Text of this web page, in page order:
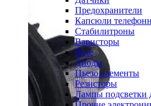
Предохранители
Капсюли
Стабилитроны
Варисторы
Реле
Диоды
Пьезо элементы
Резисторы
Лампы